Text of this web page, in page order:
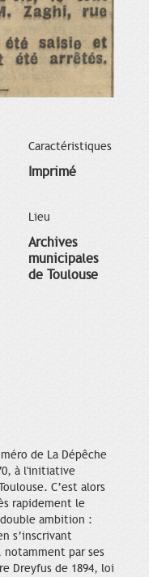
Caractéristiques
Imprimé
Lieu
Archives
municipales
de Toulouse
de La Dépêche
à l'initiative
C’est alors
rapidement le
ambition :
s’inscrivant
par ses
Dreyfus de 1894, loi